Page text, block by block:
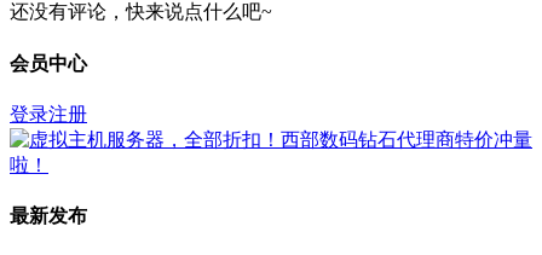
还没有评论，快来说点什么吧~
会员中心
登录注册
最新发布